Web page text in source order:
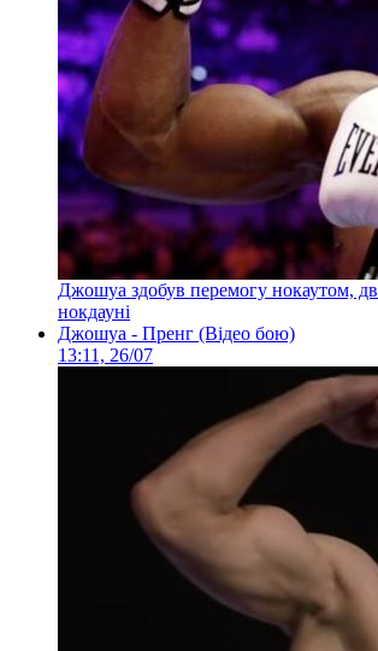
Джошуа здобув перемогу нокаутом,
нокдауні
Джошуа - Пренг (Відео бою)
13:11, 26/07